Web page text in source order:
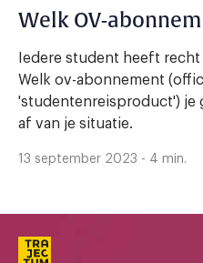
Welk OV-
Iedere student heeft
Welk ov-abonnement
'studentenreisproduct') je
af van je situatie.
13 september 2023 - 4 min.